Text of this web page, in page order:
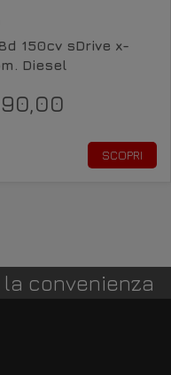
150cv sDrive x-
Diesel
SCOPRI
convenienza